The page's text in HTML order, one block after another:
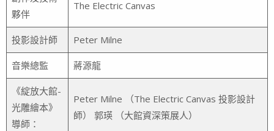
夥伴
The Electric Canvas
投影設計師 Peter Milne
音樂總監 蔣源龍
《綻放大館-
光雕繪本》
導師：
Peter Milne （The Electric Canvas 投影設計
師） 郭瑛 （大館資深策展人）